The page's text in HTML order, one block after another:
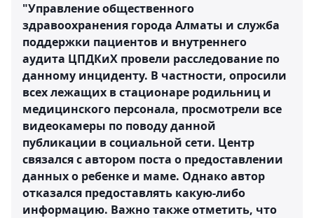
"Управление общественного
здравоохранения города Алматы и служба
поддержки пациентов и внутреннего
аудита ЦПДКиХ провели расследование по
данному инциденту. В частности, опросили
всех лежащих в стационаре родильниц и
медицинского персонала, просмотрели все
видеокамеры по поводу данной
публикации в социальной сети. Центр
связался с автором поста о предоставлении
данных о ребенке и маме. Однако автор
отказался предоставлять какую-либо
информацию. Важно также отметить, что